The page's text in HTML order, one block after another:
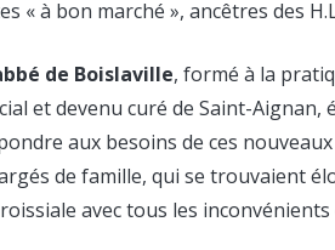
« à bon marché », ancêtres des
de Boislaville, formé à la
et devenu curé de Saint-Aignan,
aux besoins de ces
de famille, qui se trouvaient
avec tous les